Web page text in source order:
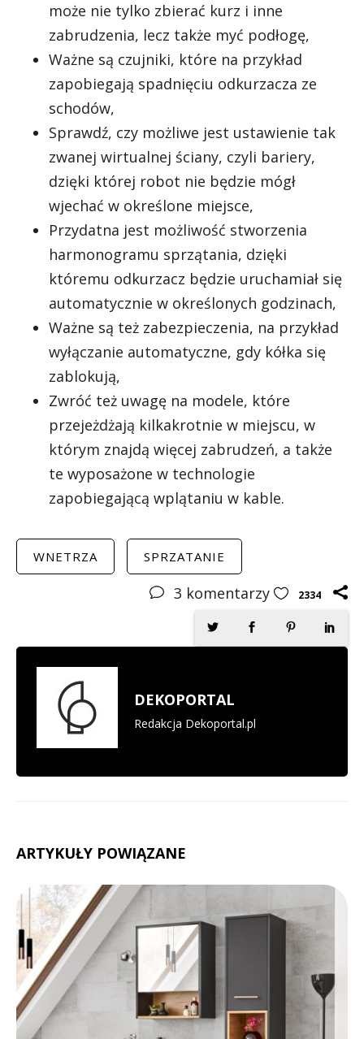
może nie tylko zbierać kurz i inne
zabrudzenia, lecz także myć podłogę,
Ważne są czujniki, które na przykład
zapobiegają spadnięciu odkurzacza ze
schodów,
Sprawdź, czy możliwe jest ustawienie tak
zwanej wirtualnej ściany, czyli bariery,
dzięki której robot nie będzie mógł
wjechać w określone miejsce,
Przydatna jest możliwość stworzenia
harmonogramu sprzątania, dzięki
któremu odkurzacz będzie uruchamiał się
automatycznie w określonych godzinach,
Ważne są też zabezpieczenia, na przykład
wyłączanie automatyczne, gdy kółka się
zablokują,
Zwróć też uwagę na modele, które
przejeżdżają kilkakrotnie w miejscu, w
którym znajdą więcej zabrudzeń, a także
te wyposażone w technologie
zapobiegającą wplątaniu w kable.
WNETRZA SPRZATANIE
3 komentarzy 2334
DEKOPORTAL
Redakcja Dekoportal.pl
ARTYKUŁY POWIĄZANE